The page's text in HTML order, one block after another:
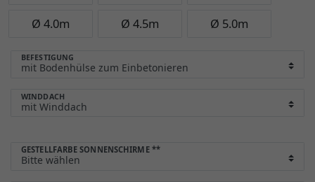
Ø 4.0m Ø 4.5m Ø 5.0m
BEFESTIGUNG
WINDDACH
GESTELLFARBE SONNENSCHIRME **